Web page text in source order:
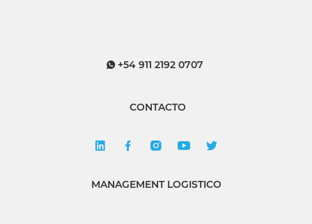
+54 911 2192 0707
CONTACTO
MANAGEMENT LOGISTICO